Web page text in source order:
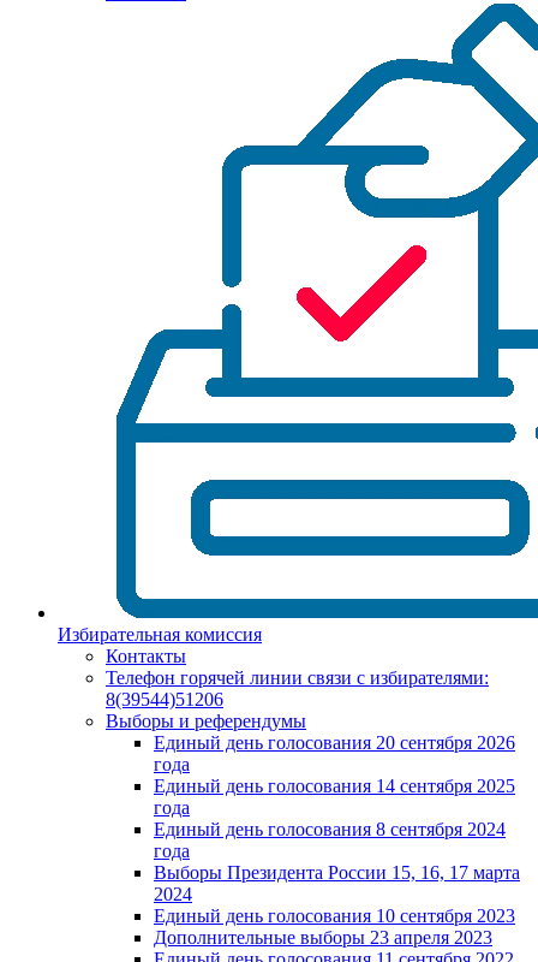
Избирательная комиссия
Контакты
Телефон горячей линии связи с избирателями:
8(39544)51206
Выборы и референдумы
Единый день голосования 20 сентября 2026
года
Единый день голосования 14 сентября 2025
года
Единый день голосования 8 сентября 2024
года
Выборы Президента России 15, 16, 17 марта
2024
Единый день голосования 10 сентября 2023
Дополнительные выборы 23 апреля 2023